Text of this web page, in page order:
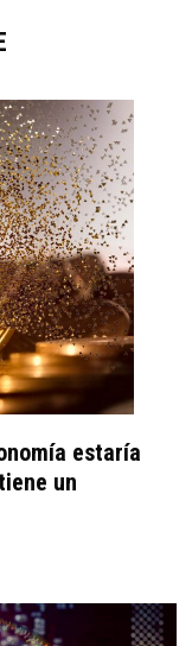
estaría
un